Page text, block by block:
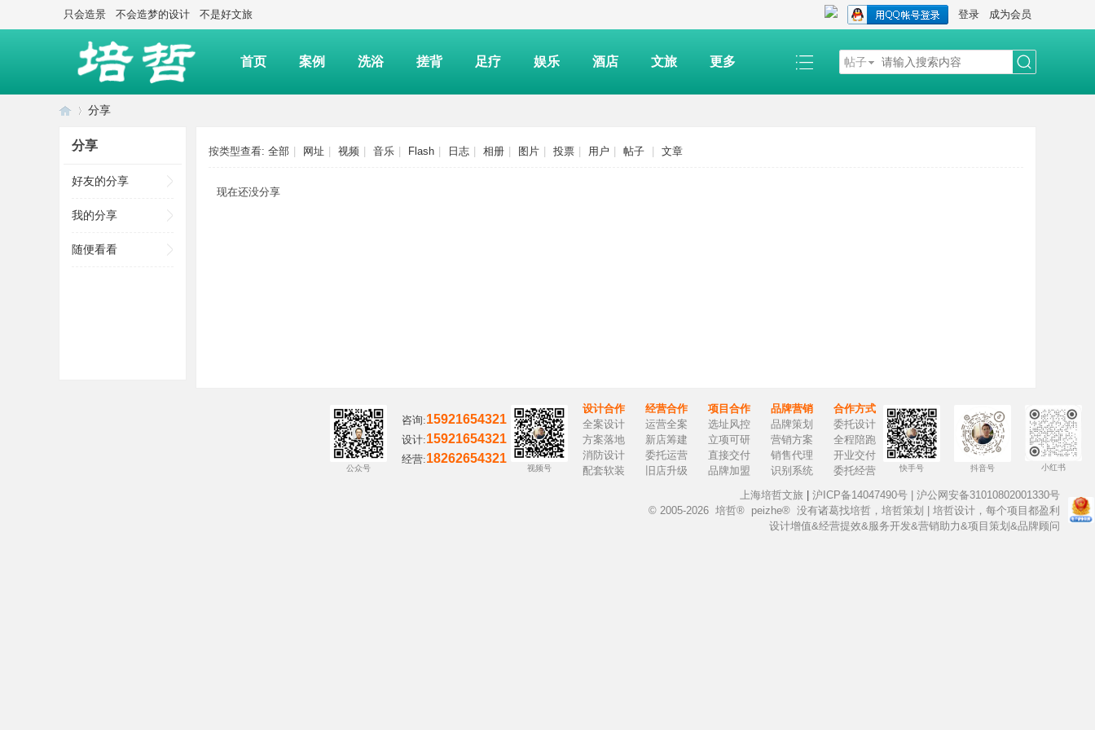
只会造景 不会造梦的设计 不是好文旅 登录 成为会员
首页 案例 洗浴 搓背 足疗 娱乐 酒店 文旅 更多 帖子
›
分享
分享
好友的分享
我的分享
随便看看
按类型查看: 全部 网址 视频 音乐 Flash 日志 相册 图片 投票 用户 帖子 文章
现在还没分享
公众号
咨询:15921654321
设计:15921654321
经营:18262654321
视频号
设计合作
全案设计
方案落地
消防设计
配套软装
经营合作
运营全案
新店筹建
委托运营
旧店升级
项目合作
选址风控
立项可研
直接交付
品牌加盟
品牌营销
品牌策划
营销方案
销售代理
识别系统
合作方式
委托设计
全程陪跑
开业交付
委托经营
快手号 抖音号 小红书
上海培哲文旅 沪ICP备14047490号
沪公网安备31010802001330号
© 2005-2026 培哲® peizhe® 没有诸葛找培哲，培哲策划 | 培哲设计，每个项目都盈利
设计增值&经营提效&服务开发&营销助力&项目策划&品牌顾问